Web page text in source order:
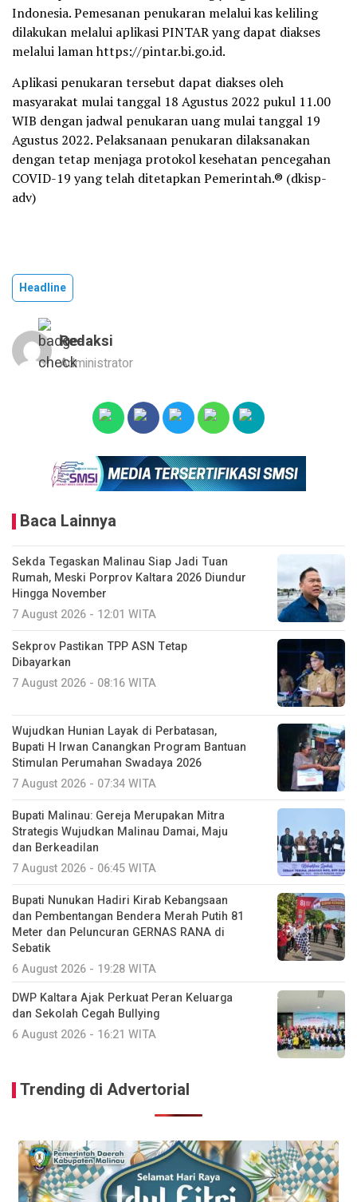
Indonesia. Pemesanan penukaran melalui kas keliling
dilakukan melalui aplikasi PINTAR yang dapat diakses
melalui laman https://pintar.bi.go.id.
Aplikasi penukaran tersebut dapat diakses oleh
masyarakat mulai tanggal 18 Agustus 2022 pukul 11.00
WIB dengan jadwal penukaran uang mulai tanggal 19
Agustus 2022. Pelaksanaan penukaran dilaksanakan
dengan tetap menjaga protokol kesehatan pencegahan
COVID-19 yang telah ditetapkan Pemerintah.® (dkisp-
adv)
Headline
Redaksi
Administrator
Baca Lainnya
Sekda Tegaskan Malinau Siap Jadi Tuan
Rumah, Meski Porprov Kaltara 2026 Diundur
Hingga November
7 August 2026 - 12:01 WITA
Sekprov Pastikan TPP ASN Tetap
Dibayarkan
7 August 2026 - 08:16 WITA
Wujudkan Hunian Layak di Perbatasan,
Bupati H Irwan Canangkan Program Bantuan
Stimulan Perumahan Swadaya 2026
7 August 2026 - 07:34 WITA
Bupati Malinau: Gereja Merupakan Mitra
Strategis Wujudkan Malinau Damai, Maju
dan Berkeadilan
7 August 2026 - 06:45 WITA
Bupati Nunukan Hadiri Kirab Kebangsaan
dan Pembentangan Bendera Merah Putih 81
Meter dan Peluncuran GERNAS RANA di
Sebatik
6 August 2026 - 19:28 WITA
DWP Kaltara Ajak Perkuat Peran Keluarga
dan Sekolah Cegah Bullying
6 August 2026 - 16:21 WITA
Trending di Advertorial